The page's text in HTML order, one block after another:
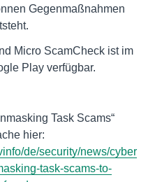
Gegenmaßnahmen
Micro ScamCheck ist im
Play verfügbar.
Task Scams“
hier:
de/security/news/cyber
task-scams-to-